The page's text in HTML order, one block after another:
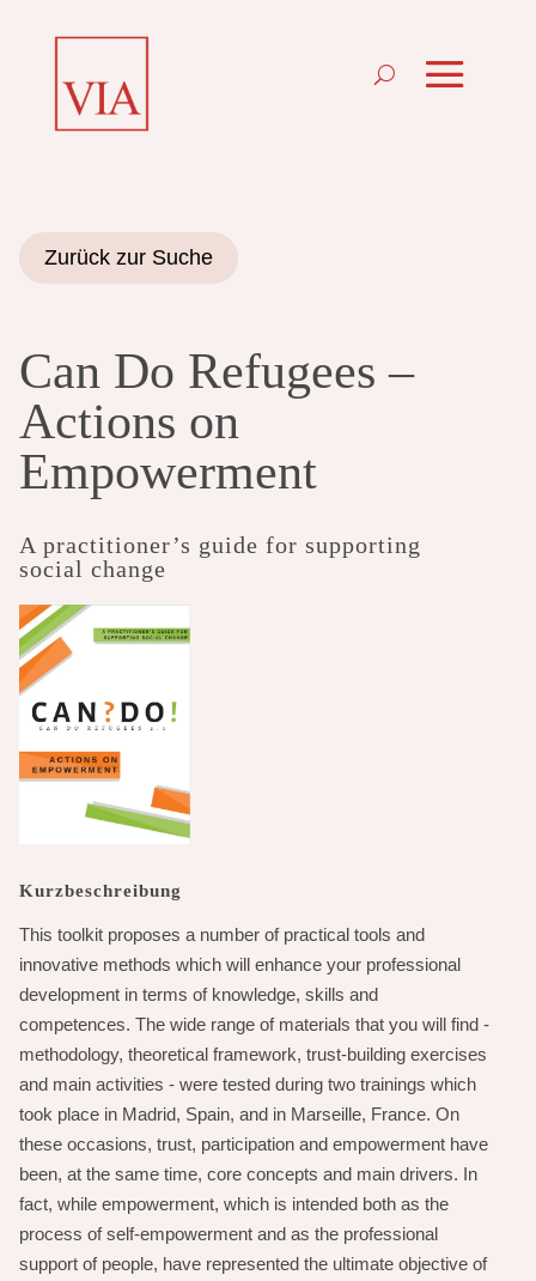
Zurück zur Suche
Can Do Refugees –
Actions on
Empowerment
A practitioner’s guide for supporting
social change
Kurzbeschreibung
This toolkit proposes a number of practical tools and
innovative methods which will enhance your professional
development in terms of knowledge, skills and
competences. The wide range of materials that you will find -
methodology, theoretical framework, trust-building exercises
and main activities - were tested during two trainings which
took place in Madrid, Spain, and in Marseille, France. On
these occasions, trust, participation and empowerment have
been, at the same time, core concepts and main drivers. In
fact, while empowerment, which is intended both as the
process of self-empowerment and as the professional
support of people, have represented the ultimate objective of